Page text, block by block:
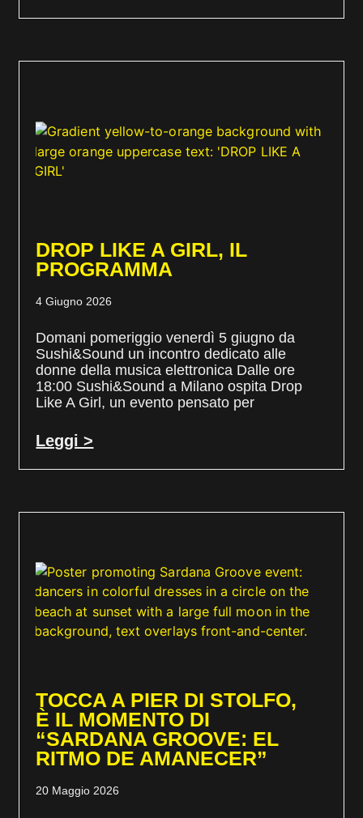
DROP LIKE A GIRL, IL
PROGRAMMA
4 Giugno 2026
Domani pomeriggio venerdì 5 giugno da
Sushi&Sound un incontro dedicato alle
donne della musica elettronica Dalle ore
18:00 Sushi&Sound a Milano ospita Drop
Like A Girl, un evento pensato per
Leggi >
TOCCA A PIER DI STOLFO,
È IL MOMENTO DI
“SARDANA GROOVE: EL
RITMO DE AMANECER”
20 Maggio 2026